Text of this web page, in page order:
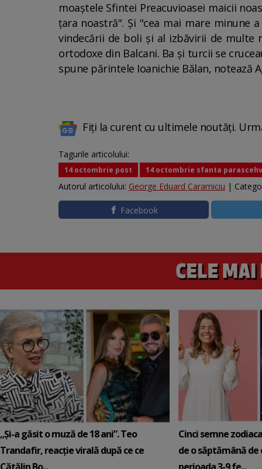
moaştele Sfintei Preacuvioasei maicii
ţara noastră". Şi "cea mai mare minune
vindecării de boli şi al izbăvirii de multe
ortodoxe din Balcani. Ba şi turcii se
spune părintele Ioanichie Bălan, notează
Fiți la curent cu ultimele noutăți.
Tagurile articolului:
14 octombrie post 14 octombrie sfanta
Autorul articolului: George Eduard Caramiciu |
Facebook
„Și-a găsit o muză de 18 ani”. Teo
Trandafir, reacție virală după ce ce
Cinci semne
de o săptămână de